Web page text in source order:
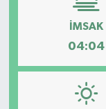
İMSAK
04:04